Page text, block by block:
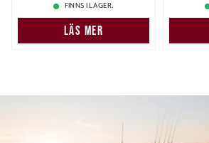
FINNS I LAGER.
LÄS MER